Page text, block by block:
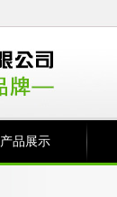
产品展示